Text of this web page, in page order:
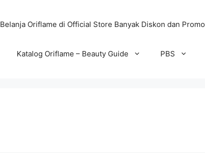
Belanja Oriflame di Official Store Banyak Diskon dan Promo
Katalog Oriflame – Beauty Guide PBS